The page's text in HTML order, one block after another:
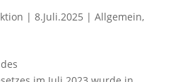
| 8.Juli.2025 | Allgemein,